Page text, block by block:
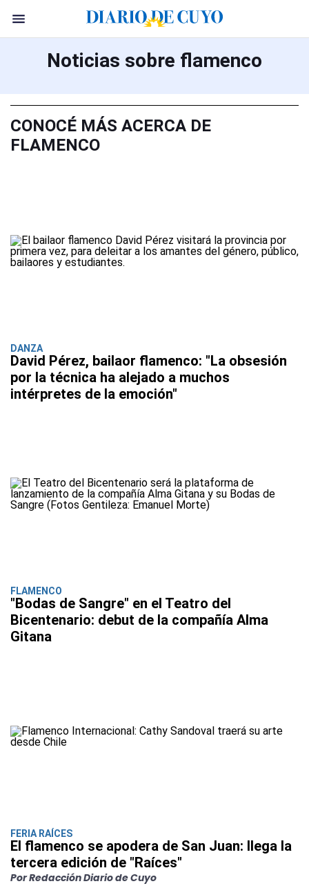
Noticias sobre flamenco
CONOCÉ MÁS ACERCA DE
FLAMENCO
DANZA
David Pérez, bailaor flamenco: "La obsesión
por la técnica ha alejado a muchos
intérpretes de la emoción"
FLAMENCO
"Bodas de Sangre" en el Teatro del
Bicentenario: debut de la compañía Alma
Gitana
FERIA RAÍCES
El flamenco se apodera de San Juan: llega la
tercera edición de "Raíces"
Por Redacción Diario de Cuyo